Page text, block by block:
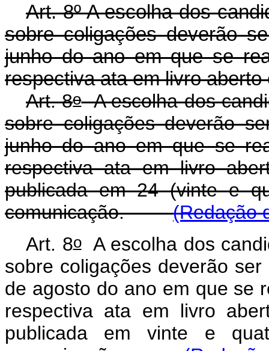
Art. 8º A escolha dos
sobre coligações deverão
junho do ano em que se
respectiva ata em livro
Art. 8oA escolha dos
sobre coligações deverão
junho do ano em que se
respectiva ata em livro
publicada em 24 (vinte e
comunicação.(Redação
Art. 8oA escolha dos
sobre coligações deverão
de agosto do ano em que se
respectiva ata em livro
publicada em vinte e